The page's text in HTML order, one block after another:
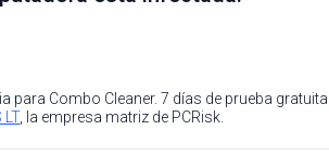
Combo Cleaner. 7 días de prueba gratuita
LT, la empresa matriz de PCRisk.